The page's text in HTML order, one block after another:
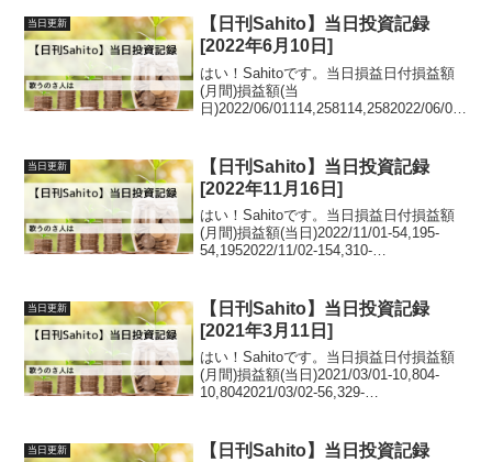
当日更新
【日刊Sahito】当日投資記録
[2022年6月10日]
はい！Sahitoです。当日損益日付損益額
(月間)損益額(当
日)2022/06/01114,258114,2582022/06/02
当日更新
【日刊Sahito】当日投資記録
[2022年11月16日]
はい！Sahitoです。当日損益日付損益額
(月間)損益額(当日)2022/11/01-54,195-
54,1952022/11/02-154,310-
当日更新
【日刊Sahito】当日投資記録
[2021年3月11日]
はい！Sahitoです。当日損益日付損益額
(月間)損益額(当日)2021/03/01-10,804-
10,8042021/03/02-56,329-
当日更新
【日刊Sahito】当日投資記録